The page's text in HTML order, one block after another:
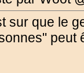
sur que le
peut